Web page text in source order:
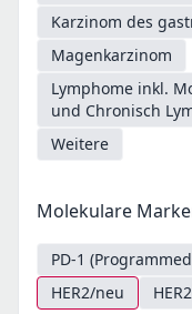
Karzinom des
Magenkarzinom
Lymphome inkl.
und Chronisch
Weitere
Molekulare
PD-1
HER2/neu